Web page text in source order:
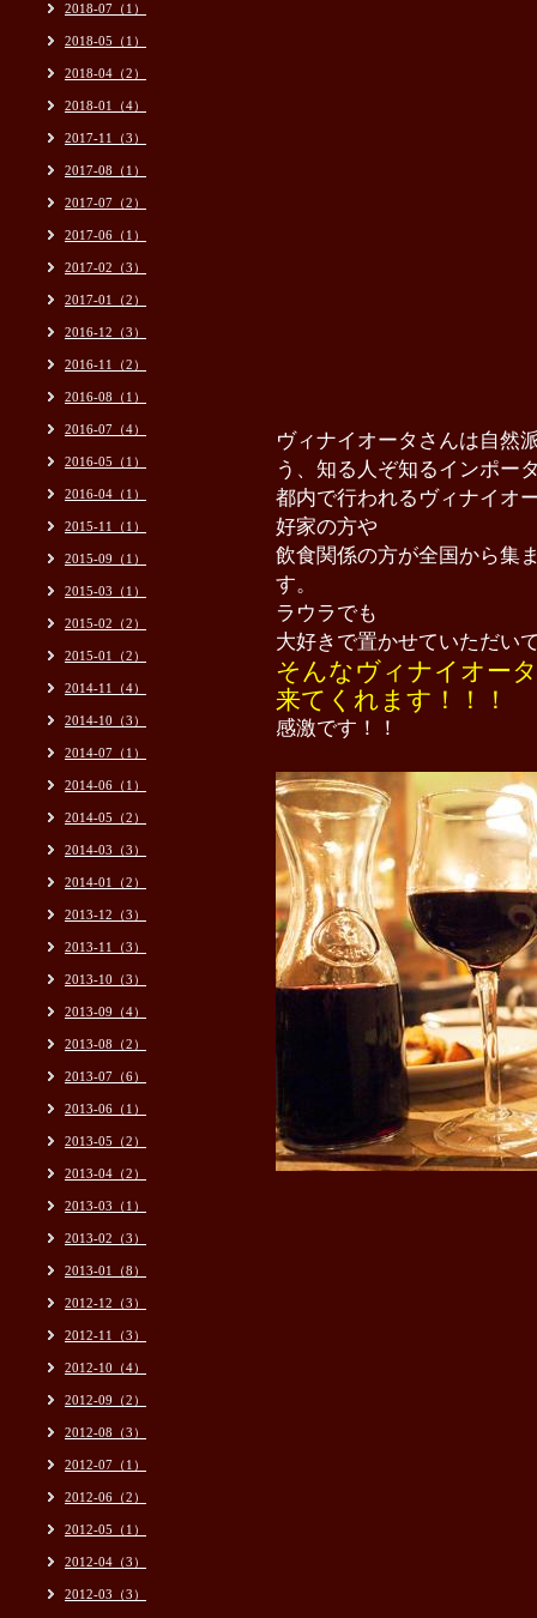
ヴィナイオータさんは自然
う、 知る人ぞ知るインポー
都内で行われるヴィナイオ
好家の方や
飲食関係の方が全国から集
す。
ラウラでも
大好きで置かせていただい
そんなヴィナイオー
来てくれます！！！
感激です！！
2018-07（1）
2018-05（1）
2018-04（2）
2018-01（4）
2017-11（3）
2017-08（1）
2017-07（2）
2017-06（1）
2017-02（3）
2017-01（2）
2016-12（3）
2016-11（2）
2016-08（1）
2016-07（4）
2016-05（1）
2016-04（1）
2015-11（1）
2015-09（1）
2015-03（1）
2015-02（2）
2015-01（2）
2014-11（4）
2014-10（3）
2014-07（1）
2014-06（1）
2014-05（2）
2014-03（3）
2014-01（2）
2013-12（3）
2013-11（3）
2013-10（3）
2013-09（4）
2013-08（2）
2013-07（6）
2013-06（1）
2013-05（2）
2013-04（2）
2013-03（1）
2013-02（3）
2013-01（8）
2012-12（3）
2012-11（3）
2012-10（4）
2012-09（2）
2012-08（3）
2012-07（1）
2012-06（2）
2012-05（1）
2012-04（3）
2012-03（3）